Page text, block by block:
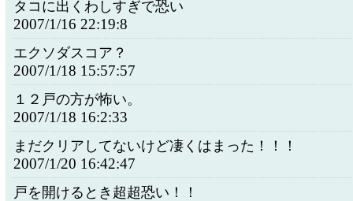
タコに出くわしすぎで恐い
2007/1/16 22:19:8
エクソダスコア？
2007/1/18 15:57:57
１２戸の方が怖い。
2007/1/18 16:2:33
まだクリアしてないけど凄くはまった！！！
2007/1/20 16:42:47
戸を開けるとき超超恐い！！